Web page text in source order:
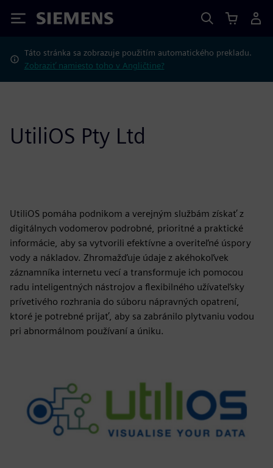
Siemens
Táto stránka sa zobrazuje použitím automatického prekladu.
Zobraziť namiesto toho v Angličtine?
UtiliOS Pty Ltd
UtiliOS pomáha podnikom a verejným službám získať z
digitálnych vodomerov podrobné, prioritné a praktické
informácie, aby sa vytvorili efektívne a overiteľné úspory
vody a nákladov. Zhromažďuje údaje z akéhokoľvek
záznamníka internetu vecí a transformuje ich pomocou
radu inteligentných nástrojov a flexibilného užívateľsky
prívetivého rozhrania do súboru nápravných opatrení,
ktoré je potrebné prijať, aby sa zabránilo plytvaniu vodou
pri abnormálnom používaní a úniku.